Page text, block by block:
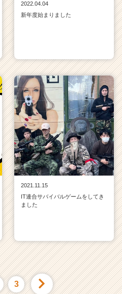
2022.04.04
新年度始まりました
2021.11.15
IT連合サバイバルゲームをしてき
ました
3